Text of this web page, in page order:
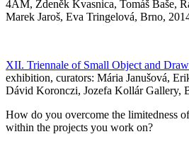
4AM, Zdeněk Kvasnica, Tomáš Baše,
Marek Jaroš, Eva Tringelová, Brno,
XII. Triennale of Small Object and
exhibition, curators: Mária Janušová,
Dávid Koronczi, Jozefa Kollár Gallery,
How do you overcome the limitedness
within the projects you work on?